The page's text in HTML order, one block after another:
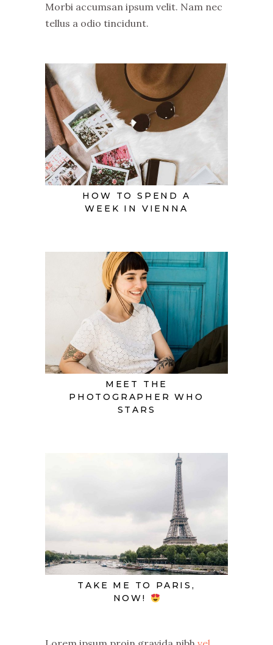
Morbi accumsan ipsum velit. Nam nec
tellus a odio tincidunt.
HOW TO SPEND A
WEEK IN VIENNA
MEET THE
PHOTOGRAPHER WHO
STARS
TAKE ME TO PARIS,
NOW!